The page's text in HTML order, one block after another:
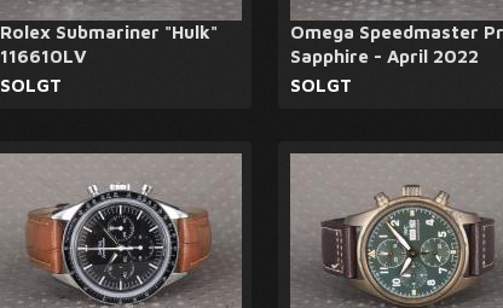
Rolex Submariner "Hulk"
116610LV
SOLGT
Omega Speedmaster
Sapphire - April 2022
SOLGT